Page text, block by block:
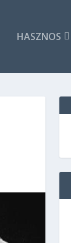
HASZNOS